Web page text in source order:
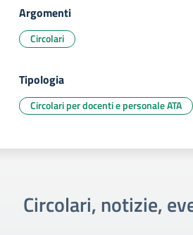
Argomenti
Circolari
Tipologia
Circolari per docenti e personale ATA
Circolari, notizie,